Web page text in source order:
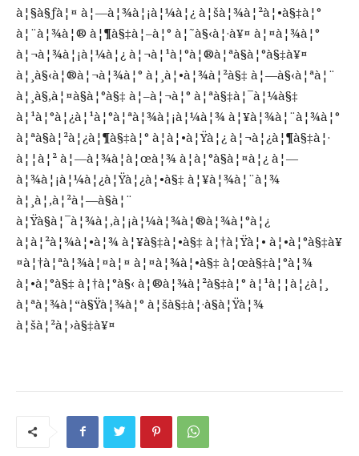
à¦§à§ƒà¦¤ à¦—à¦¾à¦¡à¦¼à¦¿ à¦šà¦¾à¦²à¦•à§‡à¦°
à¦¨à¦¾à¦® à¦¶à§‡à¦–à¦° à¦˜à§‹à¦·à¥¤ à¦¤à¦¾à¦°
à¦¬à¦¾à¦¡à¦¼à¦¿ à¦¬à¦¹à¦°à¦®à¦ªà§à¦°à§‡à¥¤
à¦¸à§‹à¦®à¦¬à¦¾à¦° à¦¸à¦•à¦¾à¦²à§‡ à¦—à§‹à¦ªà¦¨
à¦¸à§‚à¦¤à§à¦°à§‡ à¦–à¦¬à¦° à¦ªà§‡à¦¯à¦¼à§‡
à¦¹à¦°à¦¿à¦¹à¦°à¦ªà¦¾à¦¡à¦¼à¦¾ à¦¥à¦¾à¦¨à¦¾à¦°
à¦ªà§à¦²à¦¿à¦¶à§‡à¦° à¦à¦•à¦Ÿà¦¿ à¦¬à¦¿à¦¶à§‡à¦·
à¦¦à¦² à¦—à¦¾à¦à¦œà¦¾ à¦­à¦°à§à¦¤à¦¿ à¦—
à¦¾à¦¡à¦¼à¦¿à¦Ÿà¦¿à¦•à§‡ à¦¥à¦¾à¦¨à¦¾
à¦¸à¦‚à¦²à¦—à§à¦¨
à¦Ÿà§à¦¯à¦¾à¦‚à¦¡à¦¼à¦¾à¦®à¦¾à¦°à¦¿
à¦à¦²à¦¾à¦•à¦¾ à¦¥à§‡à¦•à§‡ à¦†à¦Ÿà¦• à¦•à¦°à§‡à¥
¤à¦†à¦ªà¦¾à¦¤à¦¤ à¦¤à¦¾à¦•à§‡ à¦œà§‡à¦°à¦¾
à¦•à¦°à§‡ à¦†à¦°à§‹ à¦®à¦¾à¦²à§‡à¦° à¦¹à¦¦à¦¿à¦¸
à¦ªà¦¾à¦“à§Ÿà¦¾à¦° à¦šà§‡à¦·à§à¦Ÿà¦¾
à¦šà¦²à¦›à§‡à¥¤